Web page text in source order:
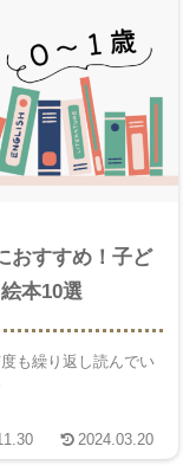
おすすめ！子ど
本10選
も繰り返し読んでい
2024.03.20